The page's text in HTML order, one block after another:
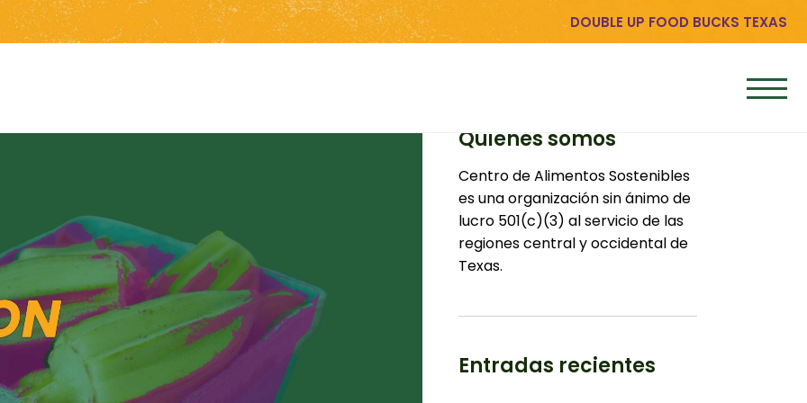
DOUBLE UP FOOD BUCKS TEXAS
Quiénes somos
Centro de Alimentos Sostenibles
es una organización sin ánimo de
lucro 501(c)(3) al servicio de las
regiones central y occidental de
Texas.
Entradas recientes